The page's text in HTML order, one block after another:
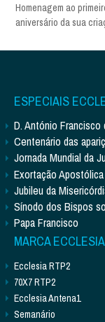
Homenagem ao
aniversário da sua
ESPECIAIS
D. António
Centenário das
Jornada Mundial da
Exortação
Jubileu da
Sínodo dos Bispos
Papa Francisco
MARCA ECCLESIA
Ecclesia RTP2
70X7 RTP2
Ecclesia Antena1
Semanário